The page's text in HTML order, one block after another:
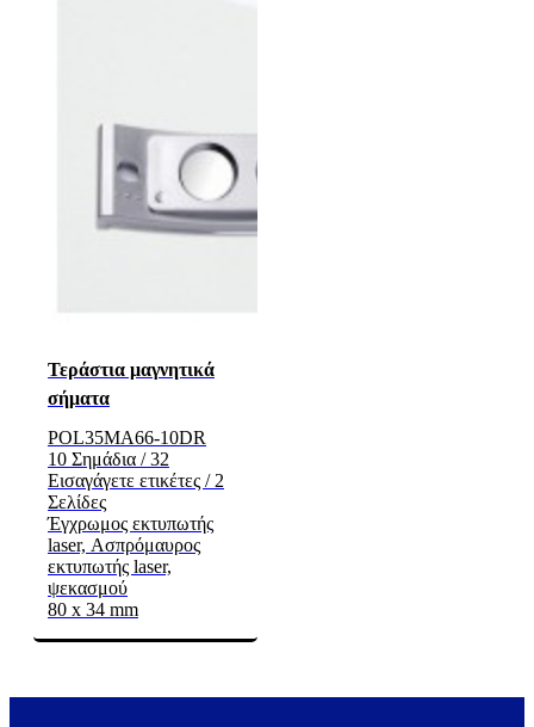
Τεράστια μαγνητικά
σήματα
POL35MA66-10DR
10 Σημάδια / 32
Εισαγάγετε ετικέτες / 2
Σελίδες
Έγχρωμος εκτυπωτής
laser, Ασπρόμαυρος
εκτυπωτής laser,
ψεκασμού
80 x 34 mm